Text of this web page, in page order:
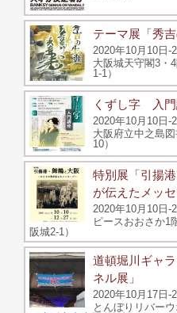
テーマ展「秀吉
2020年10月10日-
大阪城天守閣3・
1-1）
くずし字 入門
2020年10月10日-
大阪府立中之島
10）
特別展「引揚
が伝えたメッセ
2020年10月10日-
ピースおおさか1
阪城2-1）
道頓堀川ギャ
ネル展」
2020年10月17日-
とんぼりリバー